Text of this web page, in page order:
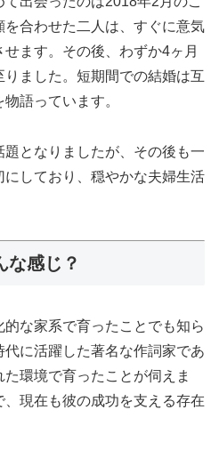
合わせた二人は、すぐに意気
ます。その後、わずか4ヶ月
ました。短期間での結婚は互
語っています。
となりましたが、その後も一
しており、穏やかな夫婦生活
な感じ？
な家系で育ったことでも知ら
に活躍した著名な作詞家であ
環境で育ったことが伺えま
現在も彼の成功を支える存在